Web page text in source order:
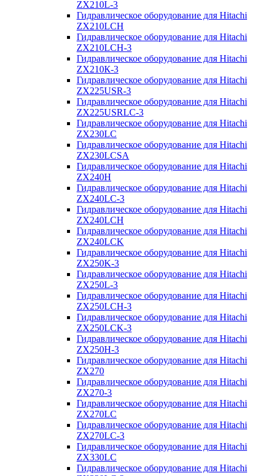
ZX210L-3
Гидравлическое оборудование для Hitachi
ZX210LCH
Гидравлическое оборудование для Hitachi
ZX210LCH-3
Гидравлическое оборудование для Hitachi
ZX210К-3
Гидравлическое оборудование для Hitachi
ZX225USR-3
Гидравлическое оборудование для Hitachi
ZX225USRLC-3
Гидравлическое оборудование для Hitachi
ZX230LC
Гидравлическое оборудование для Hitachi
ZX230LCSA
Гидравлическое оборудование для Hitachi
ZX240H
Гидравлическое оборудование для Hitachi
ZX240LC-3
Гидравлическое оборудование для Hitachi
ZX240LCH
Гидравлическое оборудование для Hitachi
ZX240LCK
Гидравлическое оборудование для Hitachi
ZX250K-3
Гидравлическое оборудование для Hitachi
ZX250L-3
Гидравлическое оборудование для Hitachi
ZX250LCH-3
Гидравлическое оборудование для Hitachi
ZX250LCK-3
Гидравлическое оборудование для Hitachi
ZX250Н-3
Гидравлическое оборудование для Hitachi
ZX270
Гидравлическое оборудование для Hitachi
ZX270-3
Гидравлическое оборудование для Hitachi
ZX270LC
Гидравлическое оборудование для Hitachi
ZX270LC-3
Гидравлическое оборудование для Hitachi
ZX330LC
Гидравлическое оборудование для Hitachi